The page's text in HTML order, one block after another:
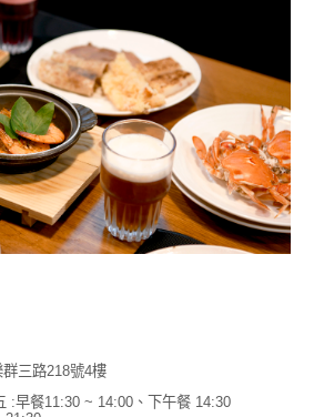
三路218號4樓
:早餐11:30 ~ 14:00、下午餐 14:30